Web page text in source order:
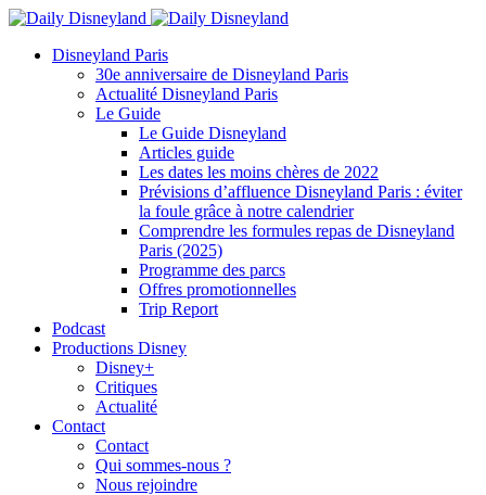
Disneyland Paris
30e anniversaire de Disneyland Paris
Actualité Disneyland Paris
Le Guide
Le Guide Disneyland
Articles guide
Les dates les moins chères de 2022
Prévisions d’affluence Disneyland Paris : éviter
la foule grâce à notre calendrier
Comprendre les formules repas de Disneyland
Paris (2025)
Programme des parcs
Offres promotionnelles
Trip Report
Podcast
Productions Disney
Disney+
Critiques
Actualité
Contact
Contact
Qui sommes-nous ?
Nous rejoindre